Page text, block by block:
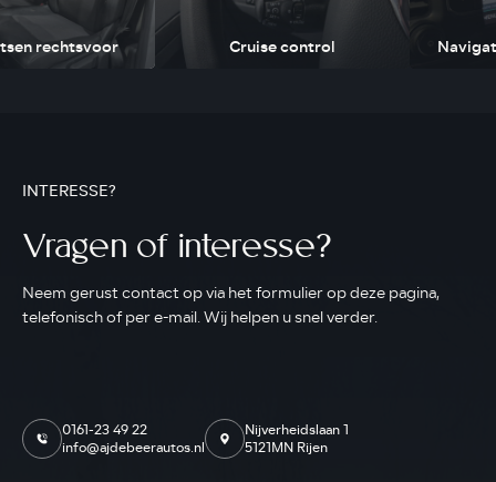
rechtsvoor Cruise control
INTERESSE?
Vragen of interesse?
Neem gerust contact op via het formulier op deze pagina,
telefonisch of per e-mail. Wij helpen u snel verder.
0161-23 49 22
info@ajdebeerautos.nl
Nijverheidslaan 1
5121MN Rijen